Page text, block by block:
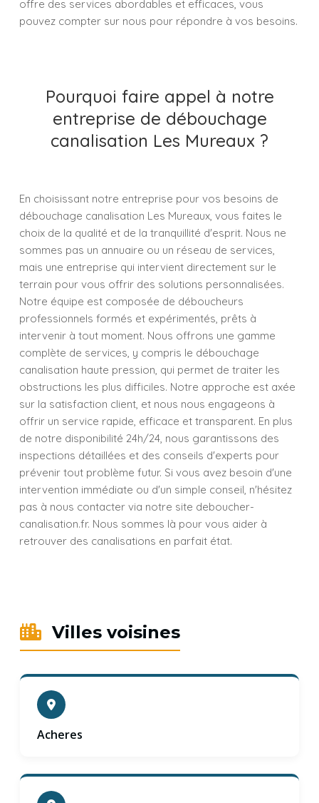
offre des services abordables et efficaces, vous
pouvez compter sur nous pour répondre à vos besoins.
Pourquoi faire appel à notre
entreprise de débouchage
canalisation Les Mureaux ?
En choisissant notre entreprise pour vos besoins de
débouchage canalisation Les Mureaux, vous faites le
choix de la qualité et de la tranquillité d'esprit. Nous ne
sommes pas un annuaire ou un réseau de services,
mais une entreprise qui intervient directement sur le
terrain pour vous offrir des solutions personnalisées.
Notre équipe est composée de déboucheurs
professionnels formés et expérimentés, prêts à
intervenir à tout moment. Nous offrons une gamme
complète de services, y compris le débouchage
canalisation haute pression, qui permet de traiter les
obstructions les plus difficiles. Notre approche est axée
sur la satisfaction client, et nous nous engageons à
offrir un service rapide, efficace et transparent. En plus
de notre disponibilité 24h/24, nous garantissons des
inspections détaillées et des conseils d'experts pour
prévenir tout problème futur. Si vous avez besoin d'une
intervention immédiate ou d'un simple conseil, n'hésitez
pas à nous contacter via notre site deboucher-
canalisation.fr. Nous sommes là pour vous aider à
retrouver des canalisations en parfait état.
Villes voisines
Acheres